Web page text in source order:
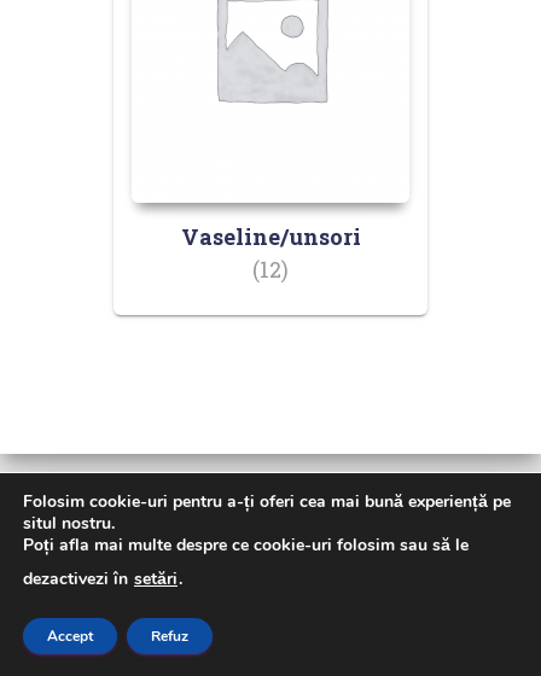
Vaseline/unsori
(12)
ACASA GHID ULEI – LIQUI MOLY NOUTATI
PRODUSE
Folosim cookie-uri pentru a-ți oferi cea mai bună experiență pe
situl nostru.
Poți afla mai multe despre ce cookie-uri folosim sau să le
dezactivezi în setări.
Accept Refuz